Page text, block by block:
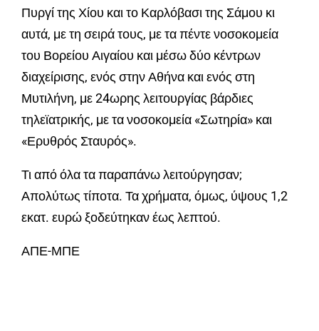
Πυργί της Χίου και το Καρλόβασι της Σάμου κι
αυτά, με τη σειρά τους, με τα πέντε νοσοκομεία
του Βορείου Αιγαίου και μέσω δύο κέντρων
διαχείρισης, ενός στην Αθήνα και ενός στη
Μυτιλήνη, με 24ωρης λειτουργίας βάρδιες
τηλεϊατρικής, με τα νοσοκομεία «Σωτηρία» και
«Ερυθρός Σταυρός».
Τι από όλα τα παραπάνω λειτούργησαν;
Απολύτως τίποτα. Τα χρήματα, όμως, ύψους 1,2
εκατ. ευρώ ξοδεύτηκαν έως λεπτού.
ΑΠΕ-ΜΠΕ